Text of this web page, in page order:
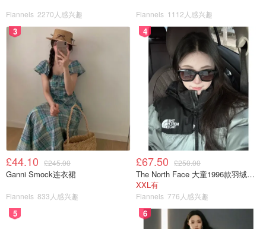
Flannels 2270人感兴趣 Flannels 1112人感兴趣
3
£44.10 £245.00
Ganni Smock连衣裙
Flannels 833人感兴趣
4
£67.50 £250.00
The North Face 大童1996款羽绒夹克
XXL有
Flannels 776人感兴趣
5 6